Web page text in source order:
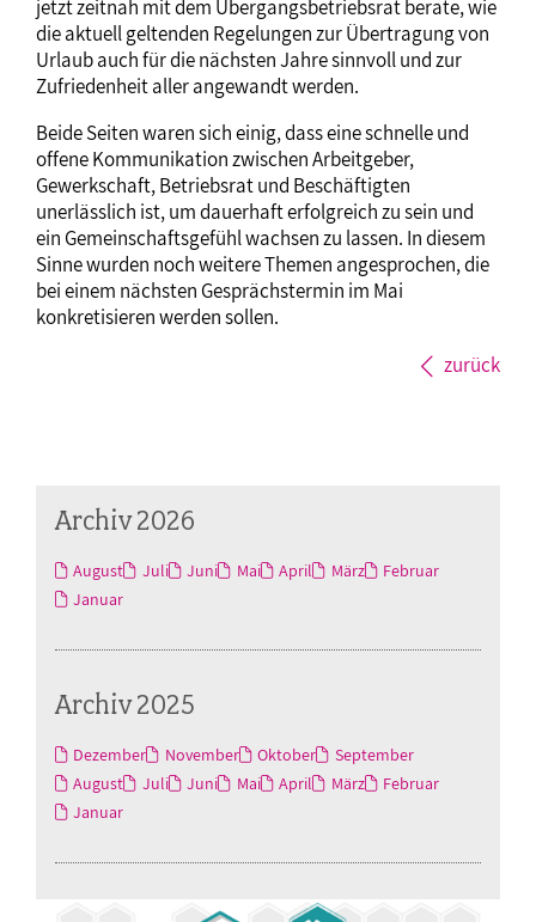
jetzt zeitnah mit dem Übergangsbetriebsrat berate, wie
die aktuell geltenden Regelungen zur Übertragung von
Urlaub auch für die nächsten Jahre sinnvoll und zur
Zufriedenheit aller angewandt werden.
Beide Seiten waren sich einig, dass eine schnelle und
offene Kommunikation zwischen Arbeitgeber,
Gewerkschaft, Betriebsrat und Beschäftigten
unerlässlich ist, um dauerhaft erfolgreich zu sein und
ein Gemeinschaftsgefühl wachsen zu lassen. In diesem
Sinne wurden noch weitere Themen angesprochen, die
bei einem nächsten Gesprächstermin im Mai
konkretisieren werden sollen.
zurück
Archiv 2026
August Juli Juni Mai April März
Februar
Januar
Archiv 2025
Dezember November Oktober
September
August
Juli Juni Mai April März
Februar
Januar